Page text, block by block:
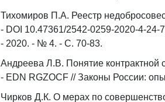
Тихомиров П.А. Реестр
- DOI 10.47361/2542-0259-2020-4-24-
- 2020. - № 4. - С. 70-83.
Андреева Л.В. Понятие
- EDN RGZOCF // Законы России:
Чирков Д.К. О мерах по